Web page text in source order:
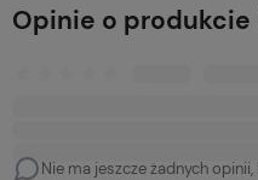
Opinie o produkcie
Nie ma jeszcze żadnych